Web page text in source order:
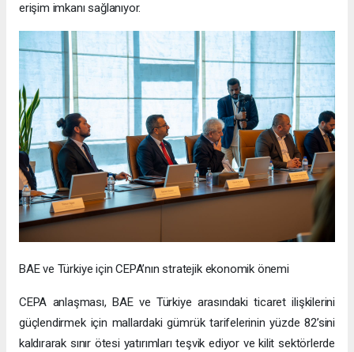
erişim imkanı sağlanıyor.
BAE ve Türkiye için CEPA’nın stratejik ekonomik önemi
CEPA anlaşması, BAE ve Türkiye arasındaki ticaret ilişkilerini
güçlendirmek için mallardaki gümrük tarifelerinin yüzde 82’sini
kaldırarak sınır ötesi yatırımları teşvik ediyor ve kilit sektörlerde